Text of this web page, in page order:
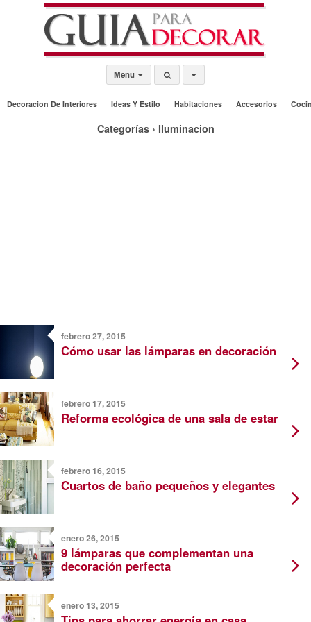
Menu
Decoracion De Interiores Ideas Y Estilo Habitaciones Accesorios
Categorías › Iluminacion
febrero 27, 2015
Cómo usar las lámparas en decoración
febrero 17, 2015
Reforma ecológica de una sala de estar
febrero 16, 2015
Cuartos de baño pequeños y elegantes
enero 26, 2015
9 lámparas que complementan una
decoración perfecta
enero 13, 2015